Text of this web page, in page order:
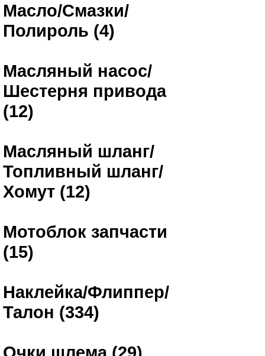
Масло/Смазки/
Полироль (4)
Масляный насос/
Шестерня привода
(12)
Масляный шланг/
Топливный шланг/
Хомут (12)
Мотоблок запчасти
(15)
Наклейка/Флиппер/
Талон (334)